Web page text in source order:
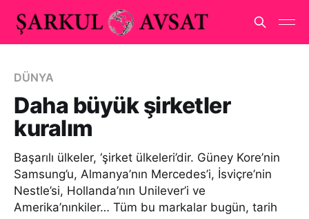
DÜNYA
Daha büyük şirketler
kuralım
Başarılı ülkeler, ‘şirket ülkeleri’dir. Güney Kore’nin
Samsung’u, Almanya’nın Mercedes’i, İsviçre’nin
Nestle’si, Hollanda’nın Unilever’i ve
Amerika’nınkiler… Tüm bu markalar bugün, tarih